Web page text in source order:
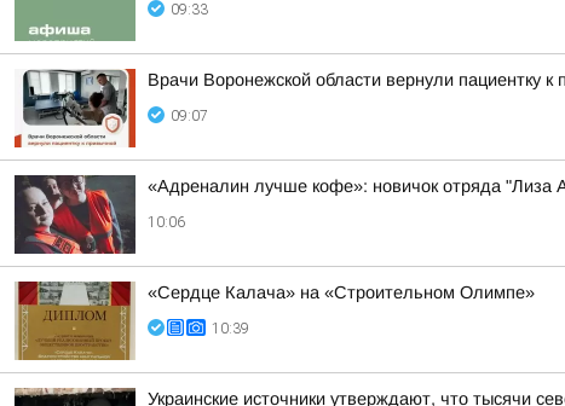
09:33
Врачи Воронежской области вернули пациентку
09:07
«Адреналин лучше кофе»: новичок отряда "Лиза
10:06
«Сердце Калача» на «Строительном Олимпе»
10:39
Украинские источники утверждают, что тысячи